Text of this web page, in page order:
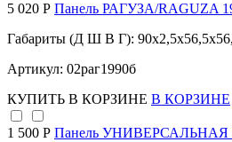
5 020 Р Панель РАГУЗА/RAGUZA
Габариты (Д Ш В Г):
Артикул: 02раг1990б
КУПИТЬ В КОРЗИНЕ В КОРЗИНЕ
1 500 Р Панель УНИВЕРСАЛЬНАЯ